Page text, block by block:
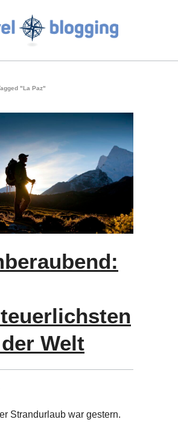
"La Paz"
Welt
Strandurlaub war gestern.